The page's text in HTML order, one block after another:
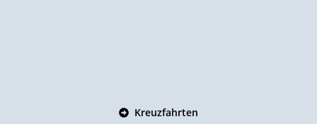
Kreuzfahrten